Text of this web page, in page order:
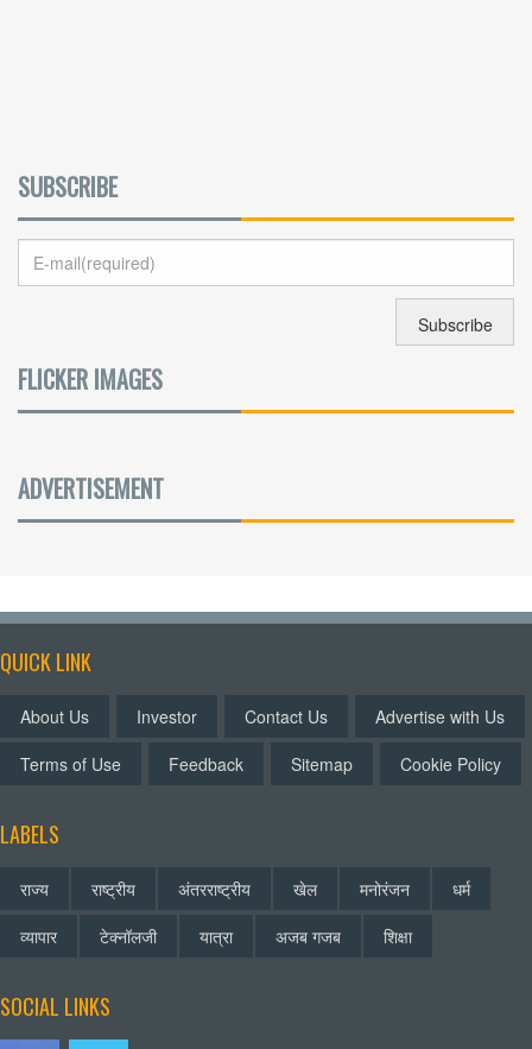
SUBSCRIBE
FLICKER IMAGES
ADVERTISEMENT
QUICK LINK
About Us Investor Contact Us
Advertise with Us
Terms of Use
Feedback Sitemap Cookie Policy
LABELS
राज्य राष्ट्रीय अंतरराष्ट्रीय खेल मनोरंजन
धर्म
व्यापार
टेक्नॉलजी यात्रा अजब गजब शिक्षा
SOCIAL LINKS